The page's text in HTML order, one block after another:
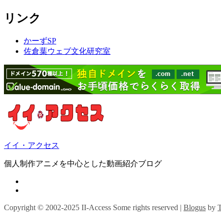
リンク
かーずSP
佐倉葉ウェブ文化研究室
イイ・アクセス
個人制作アニメを中心とした動画紹介ブログ
Copyright © 2002-2025 II-Access Some rights reserved | Blogus by